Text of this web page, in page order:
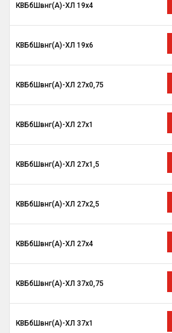
КВБбШвнг(A)-ХЛ 19х4
КВБбШвнг(A)-ХЛ 19х6
КВБбШвнг(A)-ХЛ 27х0,75
КВБбШвнг(A)-ХЛ 27х1
КВБбШвнг(A)-ХЛ 27х1,5
КВБбШвнг(A)-ХЛ 27х2,5
КВБбШвнг(A)-ХЛ 27х4
КВБбШвнг(A)-ХЛ 37х0,75
КВБбШвнг(A)-ХЛ 37х1